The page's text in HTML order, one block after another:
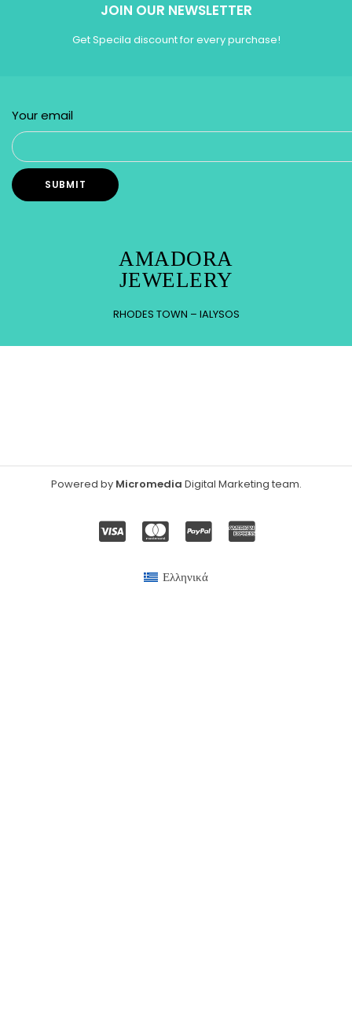
JOIN OUR NEWSLETTER
Get Specila discount for every purchase!
Your email
AMADORA
JEWELERY
RHODES TOWN – IALYSOS
Powered by Micromedia Digital Marketing team.
Ελληνικά